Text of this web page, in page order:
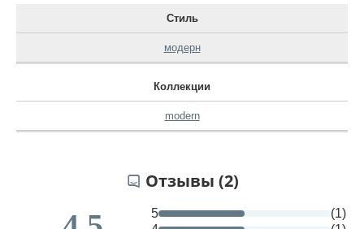
Стиль
модерн
Коллекции
modern
Отзывы (2)
5
(1)